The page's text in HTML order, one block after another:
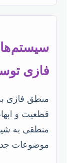
فازی
منطق فازی
قطعیت و
منطقی به
موضوعات